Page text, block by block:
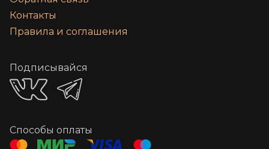
Контакты
Правила и соглашения
Подписывайся
Способы оплаты